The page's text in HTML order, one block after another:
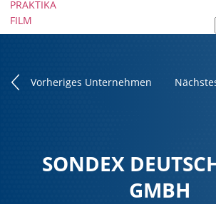
PRAKTIKA
FILM
Vorheriges Unternehmen
SONDEX
GMBH